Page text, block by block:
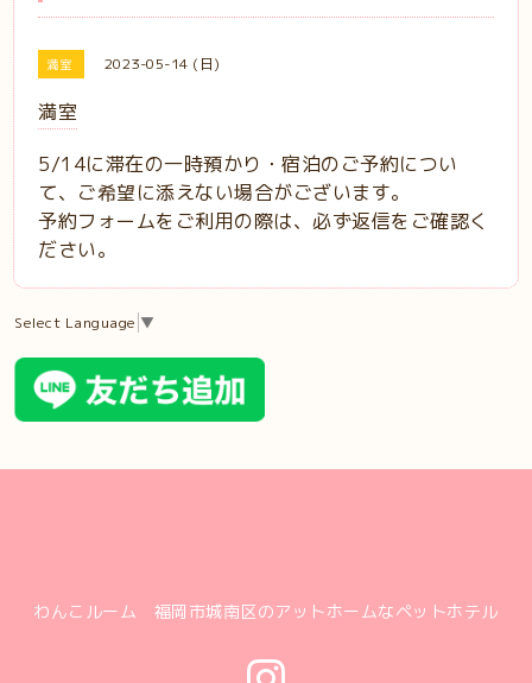
満室 2023-05-14 (日)
満室
5/14に滞在の一時預かり・宿泊のご予約につい
て、ご希望に添えない場合がございます。
予約フォームをご利用の際は、必ず返信をご確認く
ださい。
Select Language ▼
わんこルーム 福岡市城南区のアットホームなペットホテル